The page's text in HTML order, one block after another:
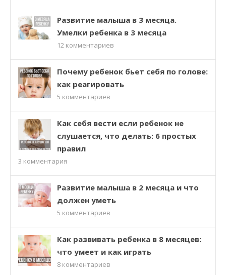
Развитие малыша в 3 месяца.
Умелки ребенка в 3 месяца
12 комментариев
Почему ребенок бьет себя по голове:
как реагировать
5 комментариев
Как себя вести если ребенок не
слушается, что делать: 6 простых
правил
3 комментария
Развитие малыша в 2 месяца и что
должен уметь
5 комментариев
Как развивать ребенка в 8 месяцев:
что умеет и как играть
8 комментариев